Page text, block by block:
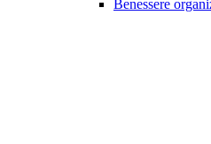
Benessere